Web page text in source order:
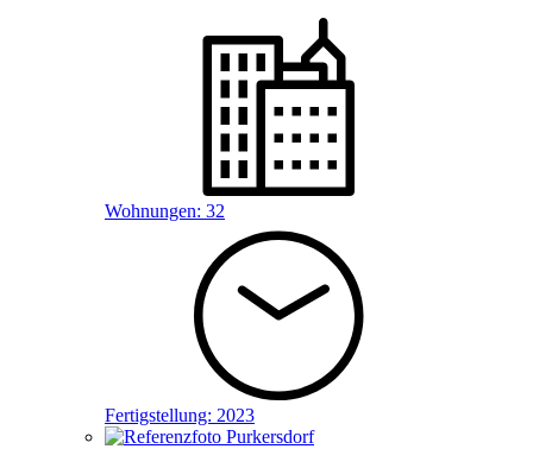
Wohnungen: 32
Fertigstellung: 2023